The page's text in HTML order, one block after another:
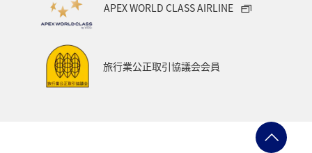
APEX WORLD CLASS AIRLINE
旅行業公正取引協議会会員